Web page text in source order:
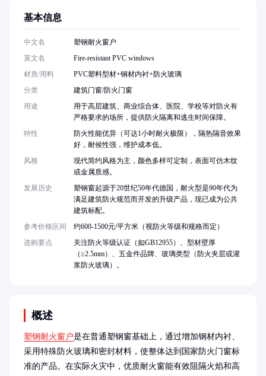
概述
塑钢耐火窗户是在普通塑钢窗基础上，通过增加钢材内衬、
采用特殊防火玻璃和密封材料，使整体达到国家防火门窗标
准的产品。在实际火灾中，优质耐火窗能有效阻隔火焰和高
基本信息
中文名
塑钢耐火窗户
英文名
Fire-resistant PVC windows
材质/用料
PVC塑料型材+钢材内衬+防火玻璃
分类
建筑门窗/防火门窗
用途
用于高层建筑、商业综合体、医院、学校等对防火有
严格要求的场所，提供防火隔离和逃生时间保障。
特性
防火性能优异（可达1小时耐火极限），隔热隔音效果
好，耐候性强，维护成本低。
风格
现代简约风格为主，颜色多样可定制，表面可仿木纹
或金属质感。
发展历史
塑钢窗起源于20世纪50年代德国，耐火型是90年代为
满足建筑防火规范而开发的升级产品，现已成为公共
建筑标配。
参考价格区间
约600-1500元/平方米（视防火等级和规格而定）
选购要点
关注防火等级认证（如GB12955）、型材壁厚
（≥2.5mm）、五金件品牌、玻璃类型（防火夹层或灌
浆防火玻璃）。